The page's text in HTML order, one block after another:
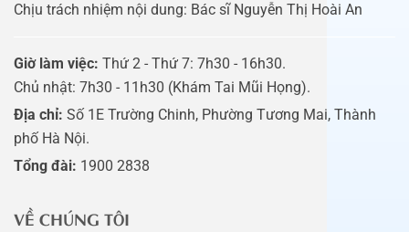
Chịu trách nhiệm nội dung: Bác sĩ Nguyễn Thị Hoài An
Giờ làm việc: Thứ 2 - Thứ 7: 7h30 - 16h30.
Chủ nhật: 7h30 - 11h30 (Khám Tai Mũi Họng).
Địa chỉ: Số 1E Trường Chinh, Phường Tương Mai, Thành
phố Hà Nội.
Tổng đài: 1900 2838
VỀ CHÚNG TÔI